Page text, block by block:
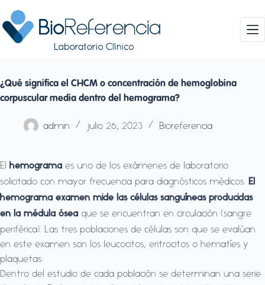
al
contenido
¿Qué significa el CHCM o concentración de hemoglobina
corpuscular media dentro del hemograma?
admin julio 26, 2023 Bioreferencia
El hemograma es uno de los exámenes de laboratorio
solicitado con mayor frecuencia para diagnósticos médicos.
El
hemograma examen mide las células sanguíneas producidas
en la médula ósea que se encuentran en circulación (sangre
periférica). Las tres poblaciones de células son que se evalúan
en este examen son los leucocitos, eritrocitos o hematíes y
plaquetas.
Dentro del estudio de cada población se determinan una serie